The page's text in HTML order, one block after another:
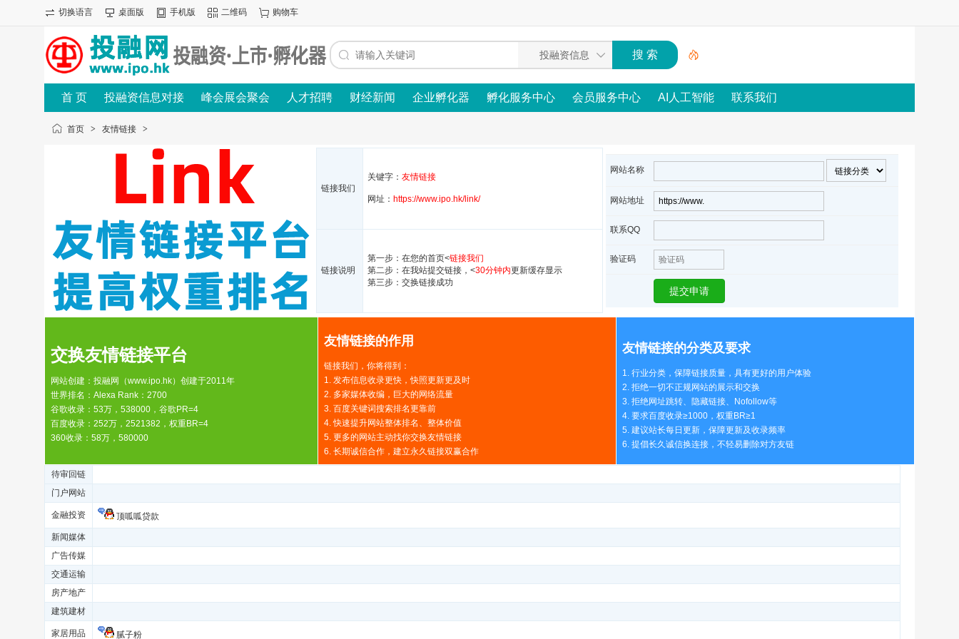
切换语言 桌面版 手机版 二维码 购物车
首 页 投融资信息对接 峰会展会聚会 人才招聘 财经新闻 企业孵化器 孵化服务中心 会员服务中心 AI人工智能 联系我们
首页 > 友情链接 >
链接我们
关键字： 友情链接
网址： https://www.ipo.hk/link/
链接说明
第一步：在您的首页<链接我们
第二步：在我站提交链接，<30分钟内更新缓存显示
第三步：交换链接成功
网站名称
网站地址
联系QQ
验证码
交换友情链接平台
网站创建：投融网（www.ipo.hk）创建于2011年
世界排名：Alexa Rank：2700
谷歌收录：53万，538000，谷歌PR=4
百度收录：252万，2521382，权重BR=4
360收录：58万，580000
友情链接的作用
链接我们，你将得到：
1. 发布信息收录更快，快照更新更及时
2. 多家媒体收编，巨大的网络流量
3. 百度关键词搜索排名更靠前
4. 快速提升网站整体排名、整体价值
5. 更多的网站主动找你交换友情链接
6. 长期诚信合作，建立永久链接双赢合作
友情链接的分类及要求
1. 行业分类，保障链接质量，具有更好的用户体验
2. 拒绝一切不正规网站的展示和交换
3. 拒绝网址跳转、隐藏链接、Nofollow等
4. 要求百度收录≥1000，权重BR≥1
5. 建议站长每日更新，保障更新及收录频率
6. 提倡长久诚信换连接，不轻易删除对方友链
待审回链
门户网站
金融投资 顶呱呱贷款
新闻媒体
广告传媒
交通运输
房产地产
建筑建材
家居用品 腻子粉